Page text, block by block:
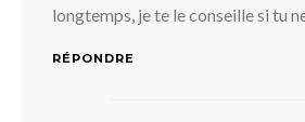
longtemps, je te le conseille si tu
RÉPONDRE